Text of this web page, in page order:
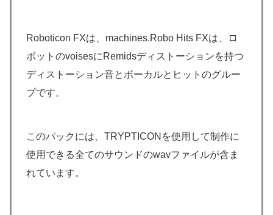
Roboticon FXは、machines.Robo Hits FXは、ロ
ボットのvoisesにRemidsディストーションを持つ
ディストーション音とボーカルとヒットのグルー
プです。
このパックには、TRYPTICONを使用して制作に
使用できる全てのサウンドのwavファイルが含ま
れています。